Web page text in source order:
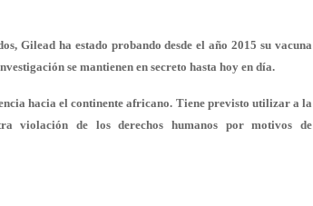
Gilead ha estado probando desde el año 2015 su vacuna
se mantienen en secreto hasta hoy en día.
hacia el continente africano. Tiene previsto utilizar a la
violación de los derechos humanos por motivos de